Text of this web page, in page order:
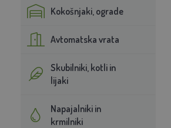
Kokošnjaki, ograde
Avtomatska vrata
Skubilniki, kotli in
lijaki
Napajalniki in
krmilniki